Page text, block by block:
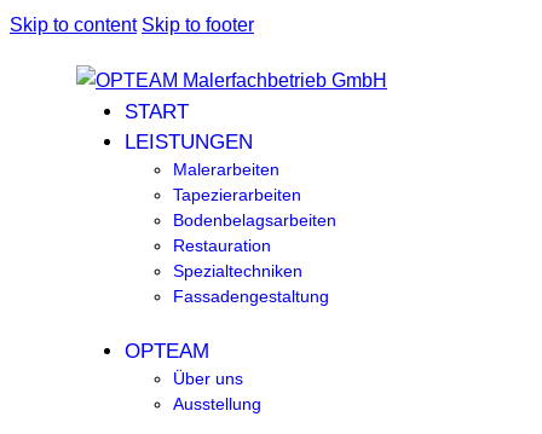
Skip to content Skip to footer
START
LEISTUNGEN
Malerarbeiten
Tapezierarbeiten
Bodenbelagsarbeiten
Restauration
Spezialtechniken
Fassadengestaltung
OPTEAM
Über uns
Ausstellung